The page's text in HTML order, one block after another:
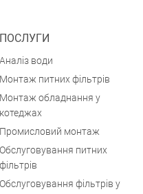
ПОСЛУГИ
Аналіз води
Монтаж питних фільтрів
Монтаж обладнання у
котеджах
Промисловий монтаж
Обслуговування питних
фільтрів
Обслуговування фільтрів у